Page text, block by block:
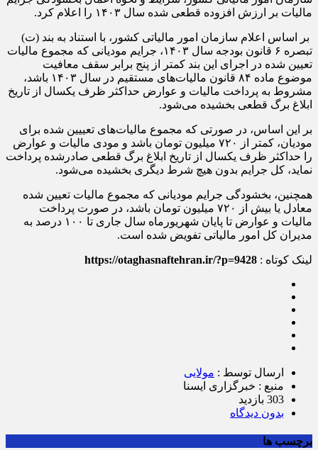
سازمان امور مالیاتی کشور، شرایط و نحوه اعمال بخشودگی جرایم
بر اساس اعلام سازمان امور مالیاتی کشور، با استناد به بند (ت)
تبصره ۶ قانون بودجه سال ۱۴۰۳، جرایم مودیانی که مجموع مالیات
تعیین شده در اجرای این بند کمتر از پنج برابر سقف معافیت
موضوع ماده ۸۴ قانون مالیات‏‌های مستقیم در سال ۱۴۰۳ باشد،
مشروط به پرداخت مالیات و عوارض حداکثر ظرف یکسال از تاریخ
بر این اساس، در صورتی که مجموع مالیات‏‌های تعییین شده برای
مودیان، کمتر از ۷۲۰ میلیون تومان باشد و مودی مالیات و عوارض
را حداکثر ظرف یکسال از تاریخ ابلاغ برگ قطعی صادرشده پرداخت
همچنین، بخشودگی جرایم مودیانی که مجموع مالیات تعیین شده
معادل یا بیش از ۷۲۰ میلیون تومان باشد، در صورت پرداخت
ارسال توسط :مولایی
منبع : خبرگزاری ایسنا
303 بازدید